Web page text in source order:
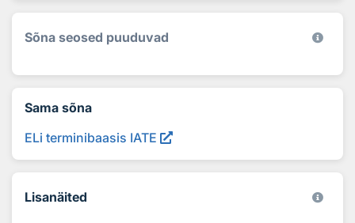
Sõna seosed puuduvad
Sama sõna
ELi terminibaasis IATE
Lisanäited